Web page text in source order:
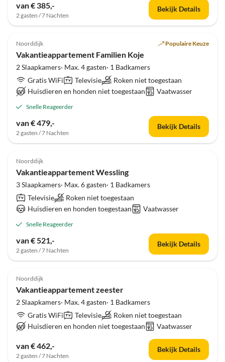
van € 385,-
2 gasten / 7 Nachten
Bekijk Details
Noorddijk Populaire Keuze
Vakantieappartement Familien Koje
2 Slaapkamers· Max. 4 gasten· 1 Badkamers
Gratis WiFi
Televisie
Roken niet toegestaan
Huisdieren en honden niet toegestaan
Vaatwasser
Snelle Reageerder
van € 479,-
2 gasten / 7 Nachten
Bekijk Details
Noorddijk
Vakantieappartement Wessling
3 Slaapkamers· Max. 6 gasten· 1 Badkamers
Televisie
Roken niet toegestaan
Huisdieren en honden toegestaan
Vaatwasser
Snelle Reageerder
van € 521,-
2 gasten / 7 Nachten
Bekijk Details
Noorddijk
Vakantieappartement zeester
2 Slaapkamers· Max. 4 gasten· 1 Badkamers
Gratis WiFi
Televisie
Roken niet toegestaan
Huisdieren en honden niet toegestaan
Vaatwasser
van € 462,-
2 gasten / 7 Nachten
Bekijk Details